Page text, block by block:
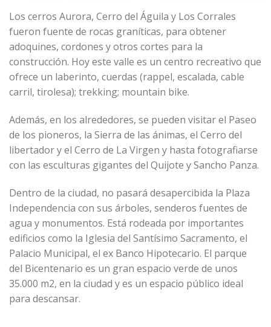
Los cerros Aurora, Cerro del Águila y Los Corrales
fueron fuente de rocas graníticas, para obtener
adoquines, cordones y otros cortes para la
construcción. Hoy este valle es un centro recreativo que
ofrece un laberinto, cuerdas (rappel, escalada, cable
carril, tirolesa); trekking; mountain bike.
Además, en los alrededores, se pueden visitar el Paseo
de los pioneros, la Sierra de las ánimas, el Cerro del
libertador y el Cerro de La Virgen y hasta fotografiarse
con las esculturas gigantes del Quijote y Sancho Panza.
Dentro de la ciudad, no pasará desapercibida la Plaza
Independencia con sus árboles, senderos fuentes de
agua y monumentos. Está rodeada por importantes
edificios como la Iglesia del Santísimo Sacramento, el
Palacio Municipal, el ex Banco Hipotecario. El parque
del Bicentenario es un gran espacio verde de unos
35.000 m2, en la ciudad y es un espacio público ideal
para descansar.